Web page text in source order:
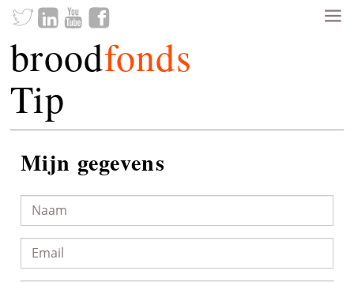
broodfonds
Tip
Mijn gegevens